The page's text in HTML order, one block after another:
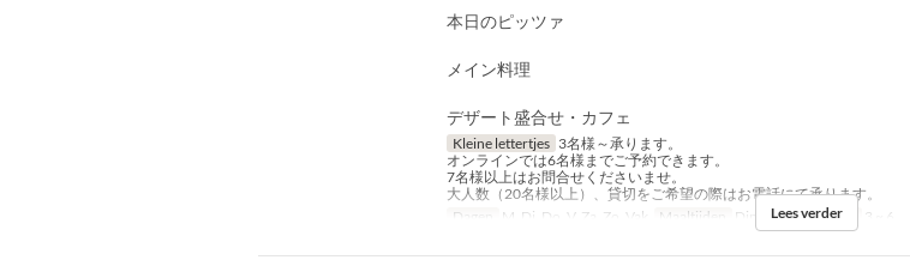
本日のピッツァ
メイン料理
デザート盛合せ・カフェ
Kleine lettertjes 3名様～承ります。
オンラインでは6名様までご予約できます。
7名様以上はお問合せくださいませ。
大人数（20名様以上）、貸切をご希望の際はお電話にて承ります。
Dagen
M, Di, Do, V, Za, Zo, Vak Maaltijden Diner Bestellimiet 3 ~ 6
Lees verder